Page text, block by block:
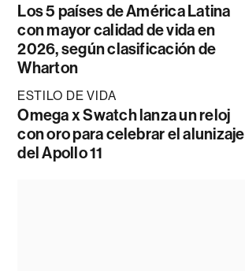
Los 5 países de América Latina
con mayor calidad de vida en
2026, según clasificación de
Wharton
ESTILO DE VIDA
Omega x Swatch lanza un reloj
con oro para celebrar el alunizaje
del Apollo 11